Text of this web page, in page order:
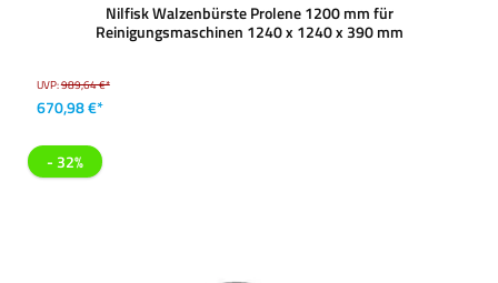
Nilfisk Walzenbürste Prolene 1200 mm für
Reinigungsmaschinen 1240 x 1240 x 390 mm
UVP:989,64 €*
670,98 €*
- 32%